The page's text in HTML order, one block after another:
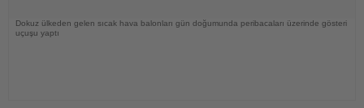
Dokuz ülkeden gelen sıcak hava balonları gün doğumunda peribacaları üzerinde gösteri
uçuşu yaptı